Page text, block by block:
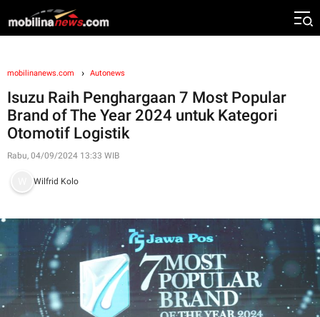
mobilinanews.com Autonews
Isuzu Raih Penghargaan 7 Most Popular
Brand of The Year 2024 untuk Kategori
Otomotif Logistik
Rabu, 04/09/2024 13:33 WIB
Wilfrid Kolo